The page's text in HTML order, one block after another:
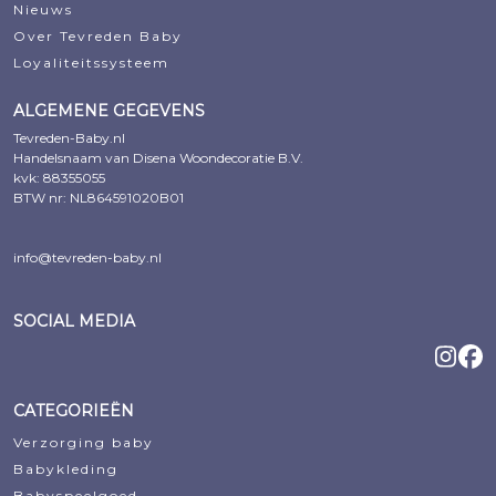
Nieuws
Over Tevreden Baby
Loyaliteitssysteem
ALGEMENE GEGEVENS
Tevreden-Baby.nl
Handelsnaam van Disena Woondecoratie B.V.
kvk: 88355055
BTW nr: NL864591020B01
info@tevreden-baby.nl
SOCIAL MEDIA
CATEGORIEËN
Verzorging baby
Babykleding